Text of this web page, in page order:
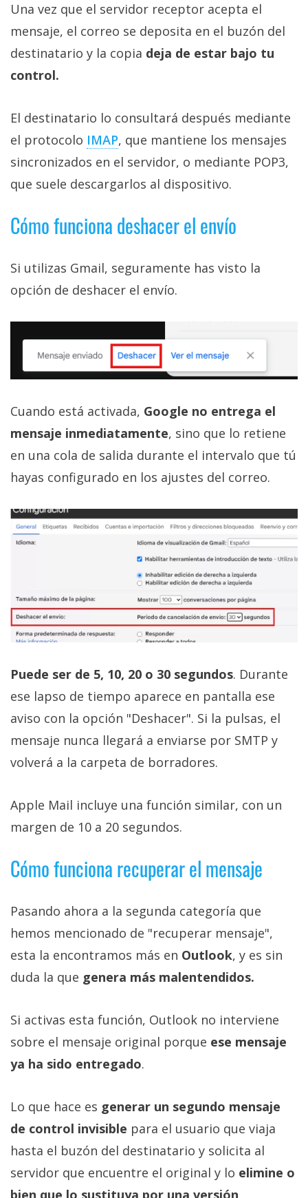
Una vez que el servidor receptor acepta el
mensaje, el correo se deposita en el buzón del
destinatario y la copia deja de estar bajo tu
control.
El destinatario lo consultará después mediante
el protocolo IMAP‎, que mantiene los mensajes
sincronizados en el servidor, o mediante POP3,
que suele descargarlos al dispositivo.
Cómo funciona deshacer el envío
Si utilizas Gmail, seguramente has visto la
opción de deshacer el envío.
Cuando está activada, Google no entrega el
mensaje inmediatamente, sino que lo retiene
en una cola de salida durante el intervalo que tú
hayas configurado en los ajustes del correo.
Puede ser de 5, 10, 20 o 30 segundos. Durante
ese lapso de tiempo aparece en pantalla ese
aviso con la opción "Deshacer". Si la pulsas, el
mensaje nunca llegará a enviarse por SMTP y
volverá a la carpeta de borradores.
Apple Mail incluye una función similar, con un
margen de 10 a 20 segundos.
Cómo funciona recuperar el mensaje
Pasando ahora a la segunda categoría que
hemos mencionado de "recuperar mensaje",
esta la encontramos más en Outlook, y es sin
duda la que genera más malentendidos.
Si activas esta función, Outlook no interviene
sobre el mensaje original porque ese mensaje
ya ha sido entregado.
Lo que hace es generar un segundo mensaje
de control invisible para el usuario que viaja
hasta el buzón del destinatario y solicita al
servidor que encuentre el original y lo elimine o
bien que lo sustituya por una versión